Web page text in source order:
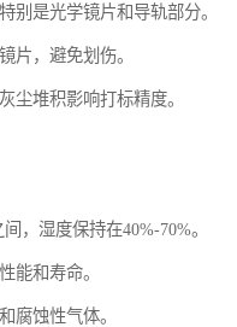
别是光学镜片和导轨部分。
片，避免划伤。
尘堆积影响打标精度。
，湿度保持在40%-70%。
能和寿命。
腐蚀性气体。